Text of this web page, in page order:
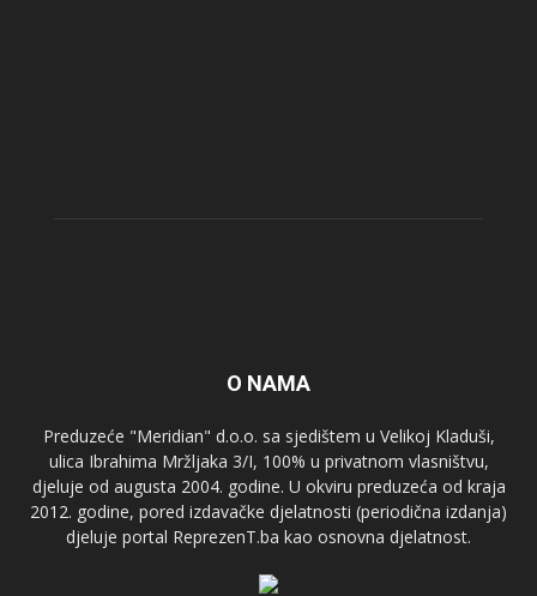
O NAMA
Preduzeće "Meridian" d.o.o. sa sjedištem u Velikoj Kladuši,
ulica Ibrahima Mržljaka 3/I, 100% u privatnom vlasništvu,
djeluje od augusta 2004. godine. U okviru preduzeća od kraja
2012. godine, pored izdavačke djelatnosti (periodična izdanja)
djeluje portal ReprezenT.ba kao osnovna djelatnost.